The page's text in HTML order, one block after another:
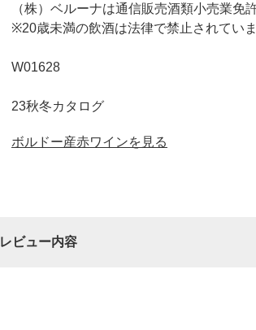
（株）ベルーナは通信販売酒類小売業免
※20歳未満の飲酒は法律で禁止されていま
W01628
23秋冬カタログ
ボルドー産赤ワインを見る
レビュー内容